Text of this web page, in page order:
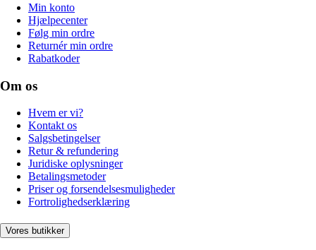
Min konto
Hjælpecenter
Følg min ordre
Returnér min ordre
Rabatkoder
Om os
Hvem er vi?
Kontakt os
Salgsbetingelser
Retur & refundering
Juridiske oplysninger
Betalingsmetoder
Priser og forsendelsesmuligheder
Fortrolighedserklæring
Vores butikker